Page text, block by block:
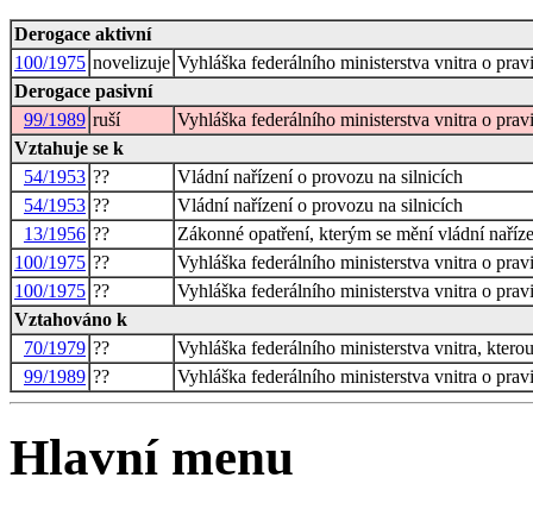
Derogace aktivní
100/1975 novelizuje Vyhláška federálního ministerstva vnitra o
Derogace pasivní
99/1989 ruší
Vyhláška federálního ministerstva vnitra o
Vztahuje se k
54/1953 ??
Vládní nařízení o provozu na silnicích
54/1953 ??
Vládní nařízení o provozu na silnicích
13/1956 ??
Zákonné opatření, kterým se mění vládní
100/1975 ??
Vyhláška federálního ministerstva vnitra o
100/1975 ??
Vyhláška federálního ministerstva vnitra o
Vztahováno k
70/1979 ??
Vyhláška federálního ministerstva vnitra,
99/1989 ?? Vyhláška federálního ministerstva vnitra o
Hlavní menu